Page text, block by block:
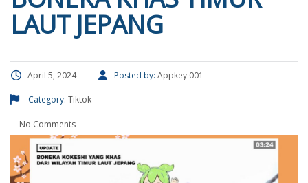
LAUT JEPANG
April 5, 2024 Posted by: Appkey 001
Category: Tiktok
No Comments